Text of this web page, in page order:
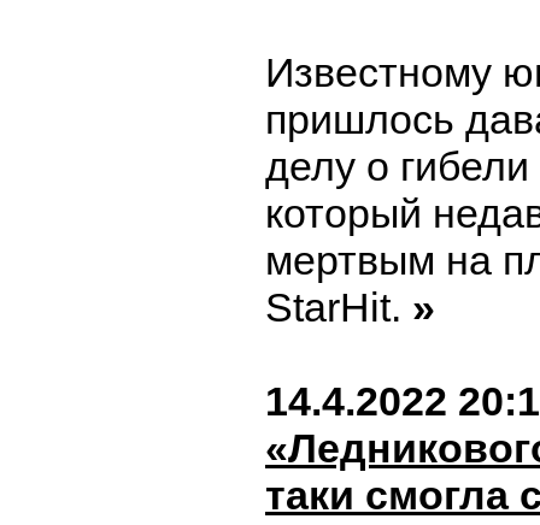
Известному
пришлось
делу о
который
мертвым на
StarHit. »
14.4.2022
таки смогла